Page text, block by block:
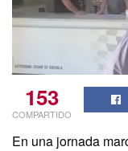
153
COMPARTIDO
En una jornada